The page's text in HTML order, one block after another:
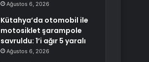
Ağustos 6, 2026
Kütahya’da otomobil ile
motosiklet şarampole
savruldu: 1’i ağır 5 yaralı
Ağustos 6, 2026